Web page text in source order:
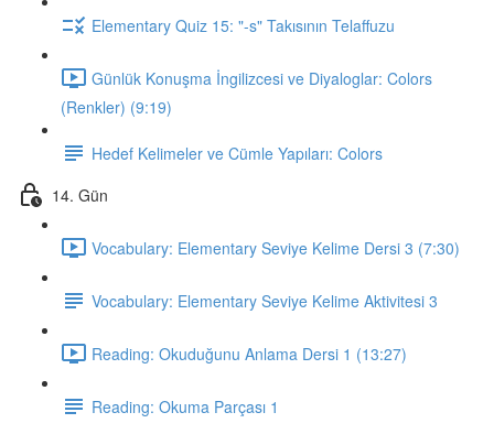
Elementary Quiz 15: "-s" Takısının Telaffuzu
Günlük Konuşma İngilizcesi ve Diyaloglar: Colors
(Renkler) (9:19)
Hedef Kelimeler ve Cümle Yapıları: Colors
14. Gün
Vocabulary: Elementary Seviye Kelime Dersi 3 (7:30)
Vocabulary: Elementary Seviye Kelime Aktivitesi 3
Reading: Okuduğunu Anlama Dersi 1 (13:27)
Reading: Okuma Parçası 1